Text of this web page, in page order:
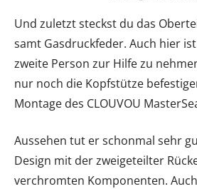
Und zuletzt steckst du das
samt Gasdruckfeder. Auch hier
zweite Person zur Hilfe zu
nur noch die Kopfstütze
Montage des CLOUVOU
Aussehen tut er schonmal sehr
Design mit der zweigeteilter
verchromten Komponenten.